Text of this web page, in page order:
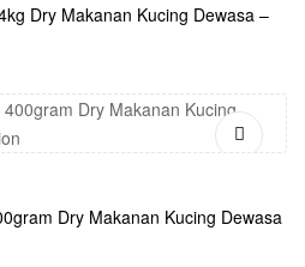
Dry Makanan Kucing Dewasa –
Dry Makanan Kucing Dewasa